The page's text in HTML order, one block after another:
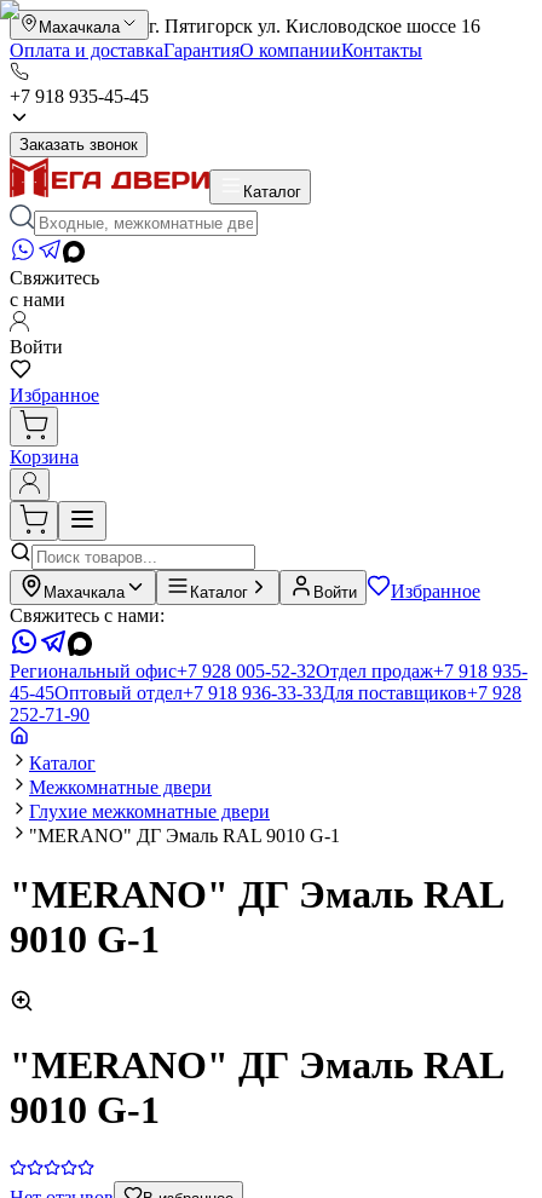
Махачкала
г. Пятигорск ул. Кисловодское шоссе 16
Оплата и доставкаГарантияО компанииКонтакты
+7 918 935-45-45
Заказать звонок
Каталог
Свяжитесь
с нами
Войти
Избранное
Корзина
Махачкала Каталог Войти
Избранное
Свяжитесь с нами:
Региональный офис+7 928 005-52-32Отдел продаж+7 918 935-
45-45Оптовый отдел+7 918 936-33-33Для поставщиков+7 928
252-71-90
Каталог
Межкомнатные двери
Глухие межкомнатные двери
"MERANO" ДГ Эмаль RAL 9010 G-1
"MERANO" ДГ Эмаль RAL
9010 G-1
"MERANO" ДГ Эмаль RAL
9010 G-1